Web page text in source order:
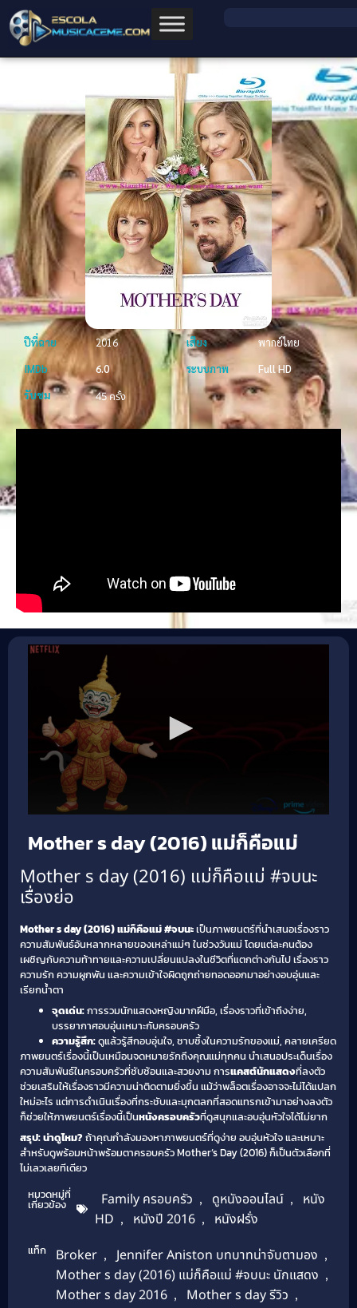
ปีที่ฉาย 2016 เสียง
พากย์ไทย
IMDb
6.0 ระบบภาพ
Full HD
รับชม
45 ครั้ง
Mother s day (2016) แม่ก็คือแม่
Mother s day (2016) แม่ก็คือแม่ #จบนะ
เรื่องย่อ
Mother s day (2016) แม่ก็คือแม่ #จบนะเป็นภาพยนตร์ที่นำเสนอเรื่องราว
ความสัมพันธ์อันหลากหลายของเหล่าแม่ๆ ในช่วงวันแม่ โดยแต่ละคนต้อง
เผชิญกับความท้าทายและความเปลี่ยนแปลงในชีวิตที่แตกต่างกันไป เรื่องราว
ความรัก ความผูกพัน และความเข้าใจผิดถูกถ่ายทอดออกมาอย่างอบอุ่นและ
เรียกน้ำตา
จุดเด่น:การรวมนักแสดงหญิงมากฝีมือ, เรื่องราวที่เข้าถึงง่าย,
บรรยากาศอบอุ่นเหมาะกับครอบครัว
ความรู้สึก:ดูแล้วรู้สึกอบอุ่นใจ, ซาบซึ้งในความรักของแม่, คลายเครียด
ภาพยนตร์เรื่องนี้เป็นเหมือนจดหมายรักถึงคุณแม่ทุกคน นำเสนอประเด็นเรื่อง
ความสัมพันธ์ในครอบครัวที่ซับซ้อนและสวยงาม การแคสต์นักแสดงที่ลงตัว
ช่วยเสริมให้เรื่องราวมีความน่าติดตามยิ่งขึ้น แม้ว่าพล็อตเรื่องอาจจะไม่ได้แปลก
ใหม่อะไร แต่การดำเนินเรื่องที่กระชับและมุกตลกที่สอดแทรกเข้ามาอย่างลงตัว
ก็ช่วยให้ภาพยนตร์เรื่องนี้เป็นหนังครอบครัวที่ดูสนุกและอบอุ่นหัวใจได้ไม่ยาก
สรุป: น่าดูไหม?ถ้าคุณกำลังมองหาภาพยนตร์ที่ดูง่าย อบอุ่นหัวใจ และเหมาะ
สำหรับดูพร้อมหน้าพร้อมตาครอบครัว Mother’s Day (2016) ก็เป็นตัวเลือกที่
ไม่เลวเลยทีเดียว
หมวดหมู่ที่
เกี่ยวข้อง Family ครอบครัว , ดูหนังออนไลน์ ,
หนัง
HD , หนังปี 2016 , หนังฝรั่ง
แท็ก Broker , Jennifer Aniston บทบาทน่าจับตามอง ,
Mother s day (2016) แม่ก็คือแม่ #จบนะ นักแสดง ,
Mother s day 2016 , Mother s day รีวิว ,